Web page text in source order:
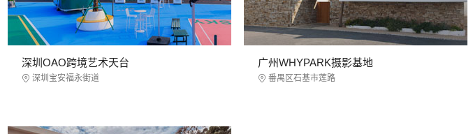
深圳OAO跨境艺术天台
深圳宝安福永街道
广州WHYPARK摄影基地
番禺区石基市莲路